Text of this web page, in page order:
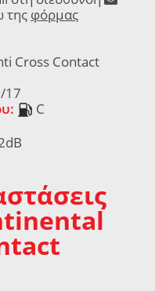
της φόρμας
Cross Contact
17
C